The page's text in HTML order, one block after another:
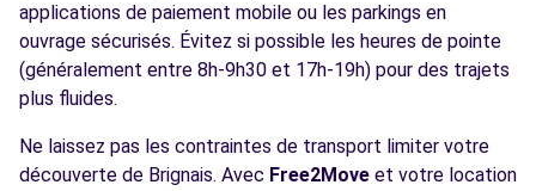
applications de paiement mobile ou les parkings en
ouvrage sécurisés. Évitez si possible les heures de pointe
(généralement entre 8h-9h30 et 17h-19h) pour des trajets
plus fluides.
Ne laissez pas les contraintes de transport limiter votre
découverte de Brignais. Avec Free2Move et votre location